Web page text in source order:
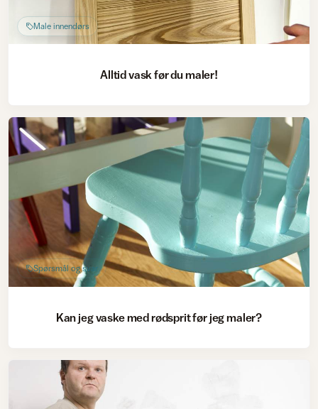
Male innendørs
Alltid vask før du maler!
Spørsmål og svar
Kan jeg vaske med rødsprit før jeg maler?